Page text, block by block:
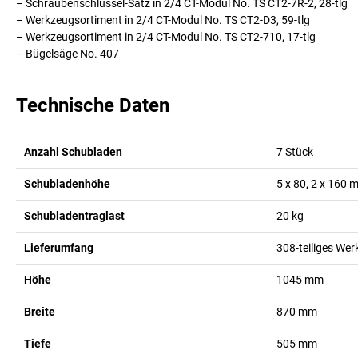
– Schraubenschlüssel-Satz in 2/4 CT-Modul No. TS CT2-7R-2, 28-tlg
– Werkzeugsortiment in 2/4 CT-Modul No. TS CT2-D3, 59-tlg
– Werkzeugsortiment in 2/4 CT-Modul No. TS CT2-710, 17-tlg
– Bügelsäge No. 407
Technische Daten
Anzahl Schubladen 7Stück
Schubladenhöhe 5 x 80, 2 x 160
Schubladentraglast 20 kg
Lieferumfang 308-teiliges
Höhe 1045 mm
Breite 870 mm
Tiefe 505 mm